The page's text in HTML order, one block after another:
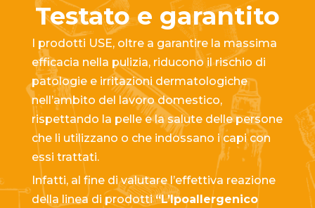
Testato e garantito
I prodotti USE, oltre a garantire la massima
efficacia nella pulizia, riducono il rischio di
patologie e irritazioni dermatologiche
nell’ambito del lavoro domestico,
rispettando la pelle e la salute delle persone
che li utilizzano o che indossano i capi con
essi trattati.
Infatti, al fine di valutare l’effettiva reazione
della linea di prodotti “L’Ipoallergenico